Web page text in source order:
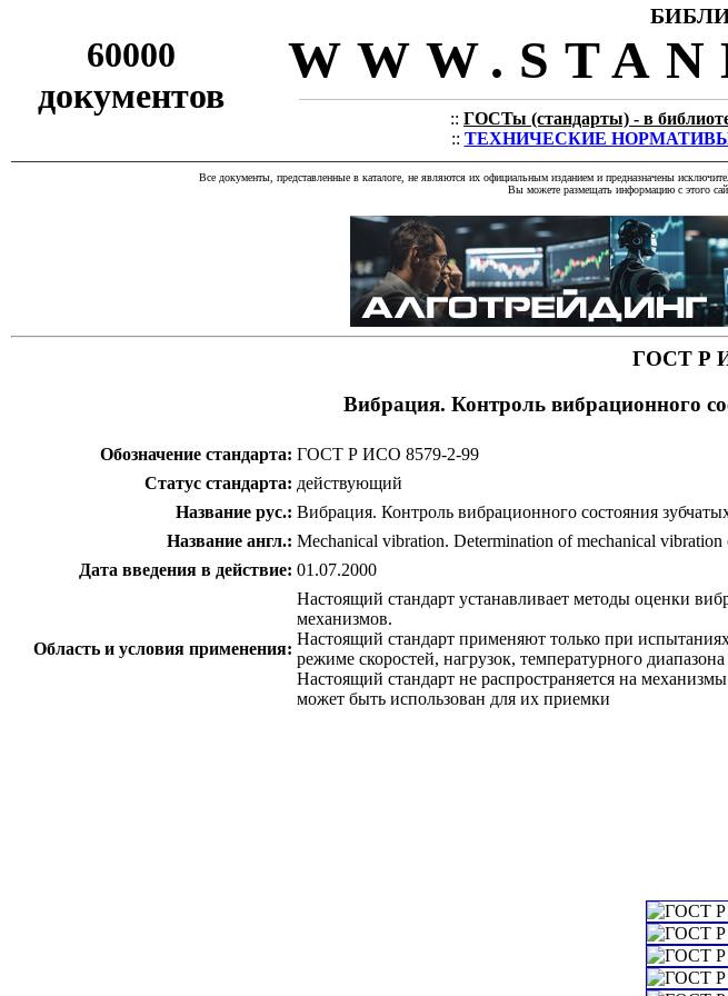
60000
документов
:: ГОСТы (стандарты) - в
:: ТЕХНИЧЕСКИЕ НОРМАТИВЫ - в
Все документы, представленные в каталоге, не являются их официальным изданием и предназначены
Вы можете размещать информацию с этого
ГОСТ Р
Вибрация. Контроль вибрационного
Обозначение стандарта: ГОСТ Р ИСО 8579-2-99
Статус стандарта: действующий
Название рус.: Вибрация. Контроль вибрационного состояния
Название англ.: Mechanical vibration. Determination of mechanical vibration
Дата введения в действие: 01.07.2000
Область и условия применения:
Настоящий стандарт устанавливает методы оценки
механизмов.
Настоящий стандарт применяют только при
режиме скоростей, нагрузок, температурного
Настоящий стандарт не распространяется на
может быть использован для их приемки